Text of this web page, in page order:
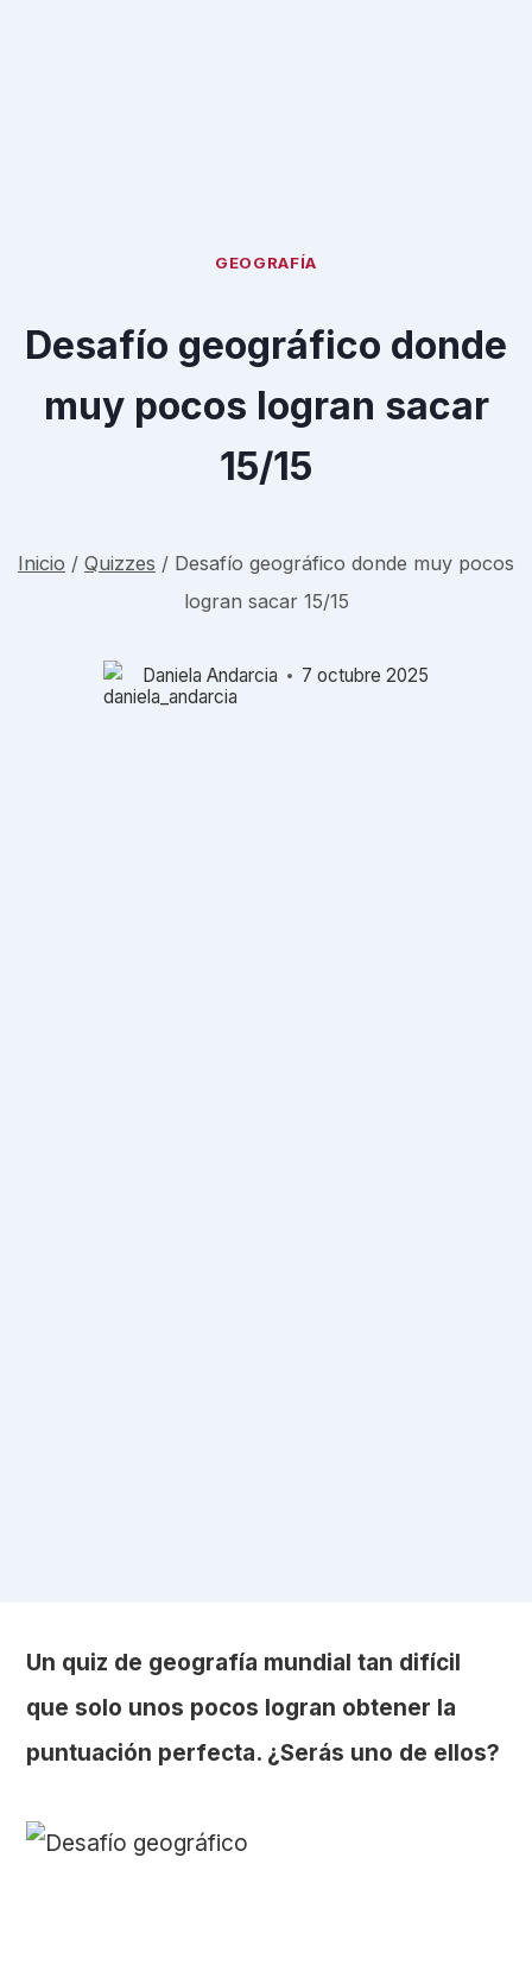
GEOGRAFÍA
Desafío geográfico donde
muy pocos logran sacar
15/15
Inicio / Quizzes / Desafío geográfico donde muy pocos
logran sacar 15/15
Daniela Andarcia 7 octubre 2025
Un quiz de geografía mundial tan difícil
que solo unos pocos logran obtener la
puntuación perfecta. ¿Serás uno de ellos?